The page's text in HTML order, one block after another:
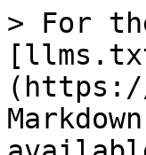
> For